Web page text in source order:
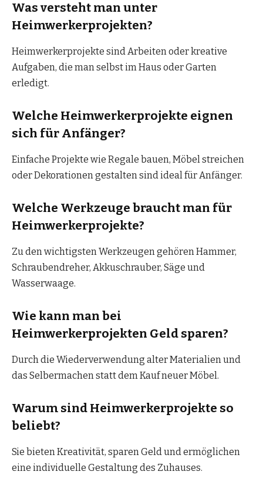
Was versteht man unter
Heimwerkerprojekten?
Heimwerkerprojekte sind Arbeiten oder kreative
Aufgaben, die man selbst im Haus oder Garten
erledigt.
Welche Heimwerkerprojekte eignen
sich für Anfänger?
Einfache Projekte wie Regale bauen, Möbel streichen
oder Dekorationen gestalten sind ideal für Anfänger.
Welche Werkzeuge braucht man für
Heimwerkerprojekte?
Zu den wichtigsten Werkzeugen gehören Hammer,
Schraubendreher, Akkuschrauber, Säge und
Wasserwaage.
Wie kann man bei
Heimwerkerprojekten Geld sparen?
Durch die Wiederverwendung alter Materialien und
das Selbermachen statt dem Kauf neuer Möbel.
Warum sind Heimwerkerprojekte so
beliebt?
Sie bieten Kreativität, sparen Geld und ermöglichen
eine individuelle Gestaltung des Zuhauses.